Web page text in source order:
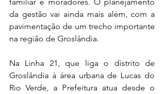
da gestão vai ainda mais além, com a
pavimentação de um trecho importante
na região de Groslândia.
Na Linha 21, que liga o distrito de
Groslândia à área urbana de Lucas do
Rio Verde, a Prefeitura atua desde o